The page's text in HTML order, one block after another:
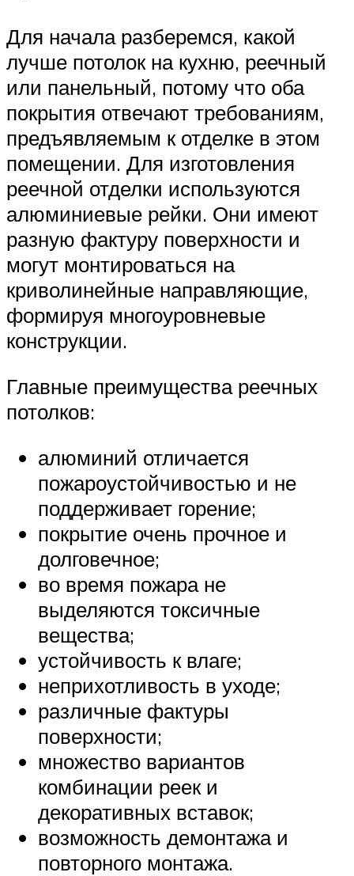
Для начала разберемся, какой
лучше потолок на кухню, реечный
или панельный, потому что оба
покрытия отвечают требованиям,
предъявляемым к отделке в этом
помещении. Для изготовления
реечной отделки используются
алюминиевые рейки. Они имеют
разную фактуру поверхности и
могут монтироваться на
криволинейные направляющие,
формируя многоуровневые
конструкции.
Главные преимущества реечных
потолков:
алюминий отличается
пожароустойчивостью и не
поддерживает горение;
покрытие очень прочное и
долговечное;
во время пожара не
выделяются токсичные
вещества;
устойчивость к влаге;
неприхотливость в уходе;
различные фактуры
поверхности;
множество вариантов
комбинации реек и
декоративных вставок;
возможность демонтажа и
повторного монтажа.